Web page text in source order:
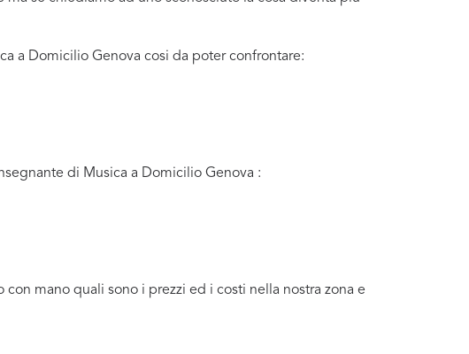
a Domicilio Genova cosi da poter confrontare:
di Musica a Domicilio Genova :
mano quali sono i prezzi ed i costi nella nostra zona e